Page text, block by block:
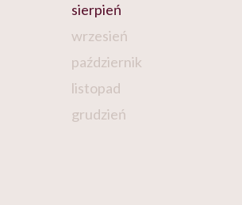
sierpień
wrzesień
październik
listopad
grudzień